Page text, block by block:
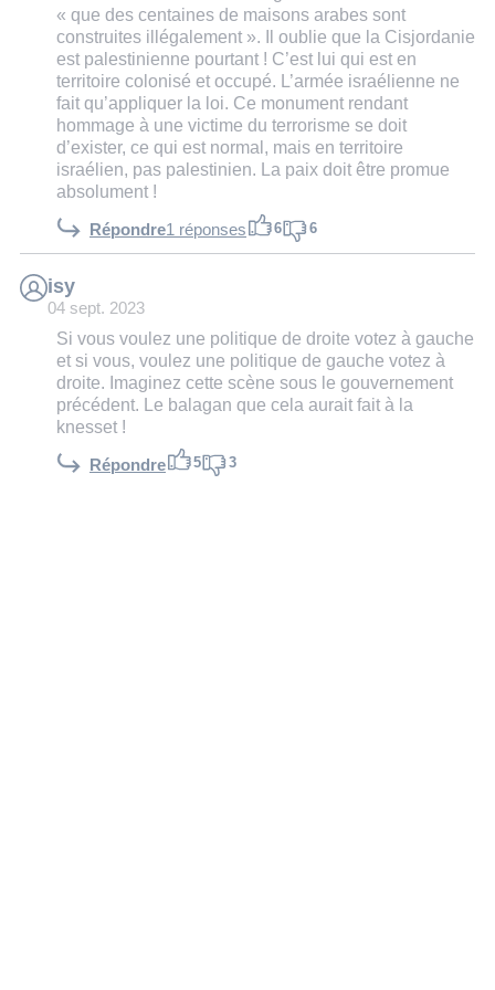
« que des centaines de maisons arabes sont
construites illégalement ». Il oublie que la Cisjordanie
est palestinienne pourtant ! C’est lui qui est en
territoire colonisé et occupé. L’armée israélienne ne
fait qu’appliquer la loi. Ce monument rendant
hommage à une victime du terrorisme se doit
d’exister, ce qui est normal, mais en territoire
israélien, pas palestinien. La paix doit être promue
absolument !
Répondre1 réponses 6 6
isy
04 sept. 2023
Si vous voulez une politique de droite votez à gauche
et si vous, voulez une politique de gauche votez à
droite. Imaginez cette scène sous le gouvernement
précédent. Le balagan que cela aurait fait à la
knesset !
Répondre 5 3